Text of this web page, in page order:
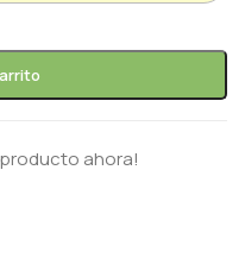
ahora!